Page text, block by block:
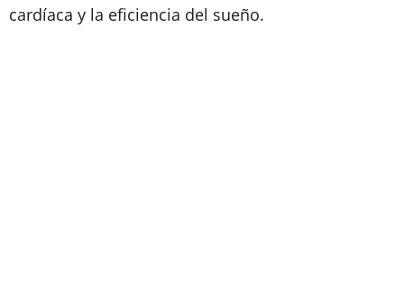
cardíaca y la eficiencia del sueño.